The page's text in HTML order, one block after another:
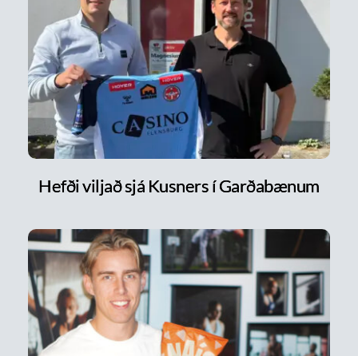
Hefði viljað sjá Kusners í Garðabænum